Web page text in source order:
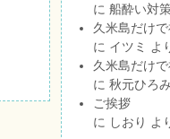
に 船酔い対
久米島だけ
に イツミ よ
久米島だけ
に 秋元ひろ
ご挨拶
に しおり よ